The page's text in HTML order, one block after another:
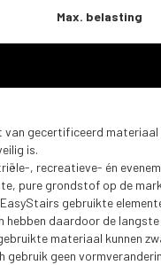
Max. belasting
van gecertificeerd
is.
, recreatieve- én
pure grondstof op de
gebruikte
daardoor de langste
materiaal kunnen
geen